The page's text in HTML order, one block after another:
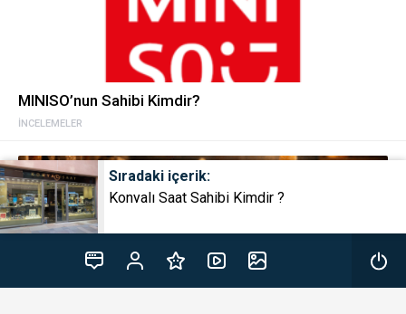
Sıradaki içerik:
Konyalı Saat Sahibi Kimdir ?
İNCELEMELER
MINISO’nun Sahibi Kimdir?